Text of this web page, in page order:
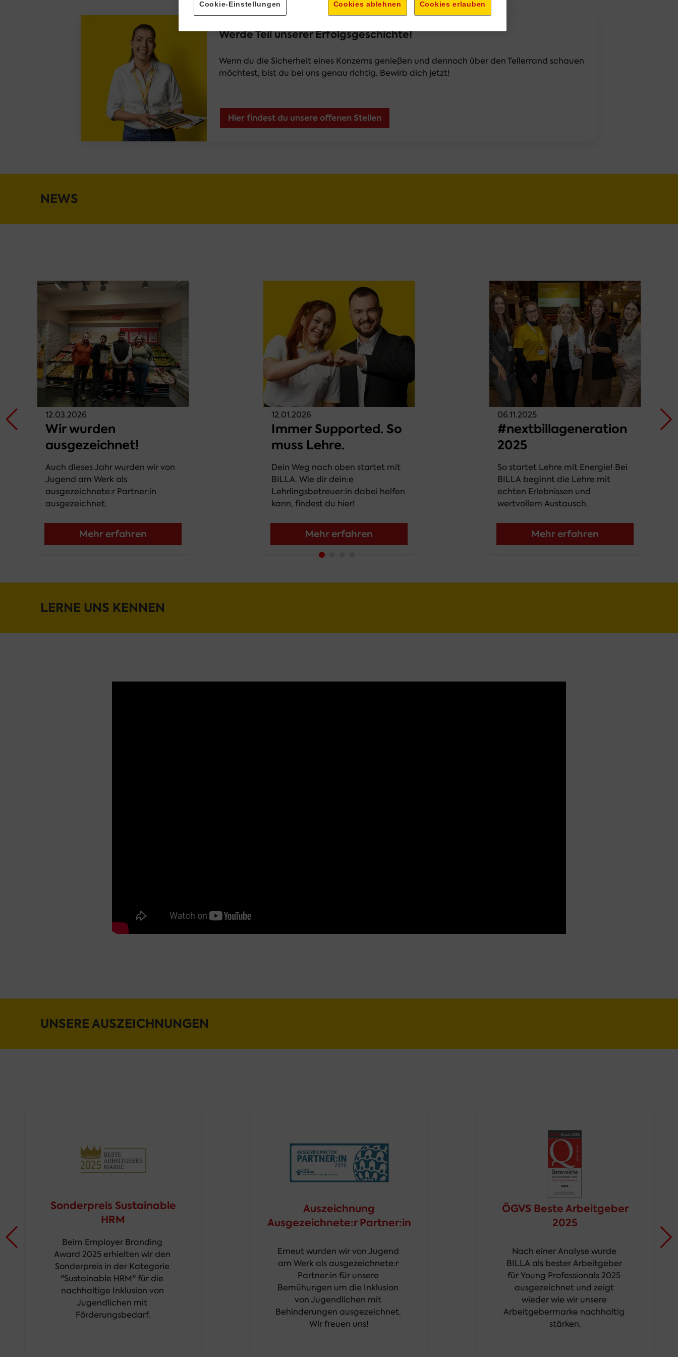
Werde Teil unserer Erfolgsgeschichte!
Wenn du die Sicherheit eines Konzerns genießen und dennoch über den Tellerrand schauen
möchtest, bist du bei uns genau richtig. Bewirb dich jetzt!
möchtest, bist du bei uns genau richtig. Bewirb dich jetzt!
Weniger
Hier findest du unsere offenen Stellen
NEWS
12.03.2026
Wir wurden
ausgezeichnet!
Auch dieses Jahr wurden wir von
Jugend am Werk als
ausgezeichnete:r Partner:in
ausgezeichnet.
Mehr erfahren
12.01.2026
Immer Supported. So
muss Lehre.
Dein Weg nach oben startet mit
BILLA. Wie dir dein:e
Lehrlingsbetreuer:in dabei helfen
kann, findest du hier!
Mehr erfahren
06.11.2025
#nextbillageneration
2025
So startet Lehre mit Energie! Bei
BILLA beginnt die Lehre mit
echten Erlebnissen und
wertvollem Austausch.
Mehr erfahren
LERNE UNS KENNEN
UNSERE AUSZEICHNUNGEN
Sonderpreis Sustainable
HRM
Beim Employer Branding
Award 2025 erhielten wir den
Sonderpreis in der Kategorie
"Sustainable HRM" für die
nachhaltige Inklusion von
Jugendlichen mit
Förderungsbedarf.
Auszeichnung
Ausgezeichnete:r Partner:in
Erneut wurden wir von Jugend
am Werk als ausgezeichnete:r
Partner:in für unsere
Bemühungen um die Inklusion
von Jugendlichen mit
Behinderungen ausgezeichnet.
Wir freuen uns!
ÖGVS Beste Arbeitgeber
2025
Nach einer Analyse wurde
BILLA als bester Arbeitgeber
für Young Professionals 2025
ausgezeichnet und zeigt
wieder wie wir unsere
Arbeitgebermarke nachhaltig
stärken.
Cookie-Einstellungen Cookies ablehnen Cookies erlauben